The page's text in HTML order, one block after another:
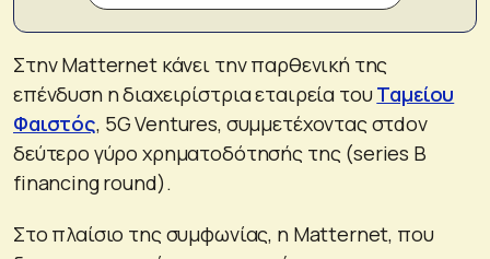
Στην Matternet κάνει την παρθενική της
επένδυση η διαχειρίστρια εταιρεία τουΤαμείου
Φαιστός, 5G Ventures, συμμετέχοντας στdον
δεύτερο γύρο χρηματοδότησής της (series B
financing round).
Στο πλαίσιο της συμφωνίας, η Matternet, που